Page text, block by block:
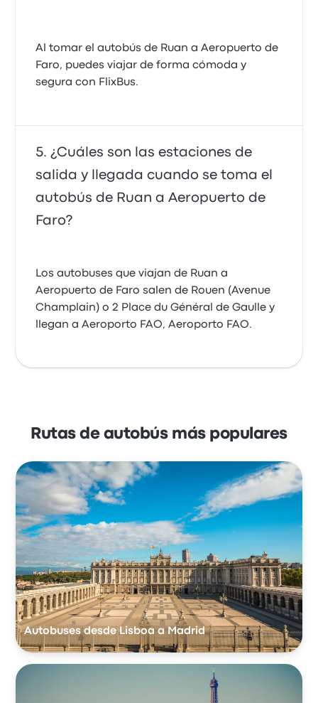
Al tomar el autobús de Ruan a Aeropuerto de
Faro, puedes viajar de forma cómoda y
segura con FlixBus.
¿Cuáles son las estaciones de
salida y llegada cuando se toma el
autobús de Ruan a Aeropuerto de
Faro?
Los autobuses que viajan de Ruan a
Aeropuerto de Faro salen de Rouen (Avenue
Champlain) o 2 Place du Général de Gaulle y
llegan a Aeroporto FAO, Aeroporto FAO.
Rutas de autobús más populares
Autobuses desde Lisboa a Madrid